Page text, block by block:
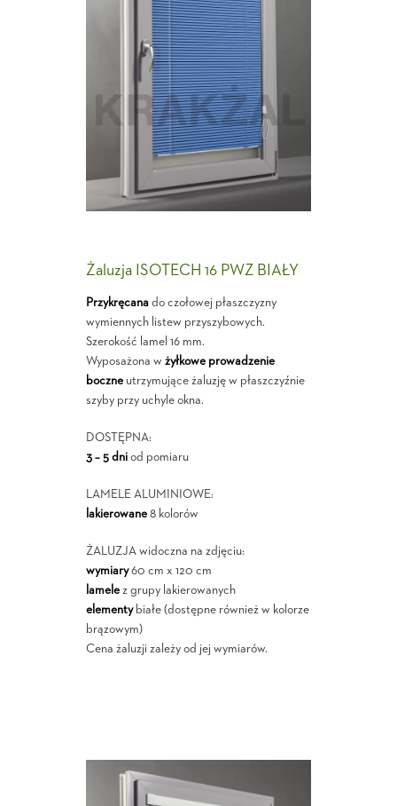
Żaluzja ISOTECH 16 PWZ BIAŁY
Przykręcanado czołowej płaszczyzny
wymiennych listew przyszybowych.
Szerokość lamel 16 mm.
Wyposażona w żyłkowe prowadzenie
boczneutrzymujące żaluzję w płaszczyźnie
szyby przy uchyle okna.
DOSTĘPNA:
3 – 5 dniod pomiaru
LAMELE ALUMINIOWE:
lakierowane8 kolorów
ŻALUZJA widoczna na zdjęciu:
wymiary60 cm x 120 cm
lamelez grupy lakierowanych
elementybiałe (dostępne również w kolorze
brązowym)
Cena żaluzji zależy od jej wymiarów.